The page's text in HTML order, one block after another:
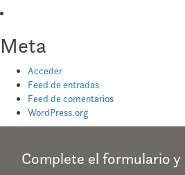
Meta
Acceder
Feed de entradas
Feed de comentarios
WordPress.org
Complete el formulario